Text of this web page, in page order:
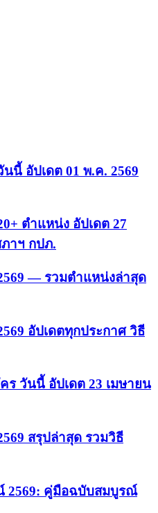
นี้ อัปเดต 01 พ.ค. 2569
ตำแหน่ง อัปเดต 27
าฯ กปภ.
— รวมตำแหน่งล่าสุด
อัปเดตทุกประกาศ วิธี
ร วันนี้ อัปเดต 23 เมษายน
สรุปล่าสุด รวมวิธี
2569: คู่มือฉบับสมบูรณ์